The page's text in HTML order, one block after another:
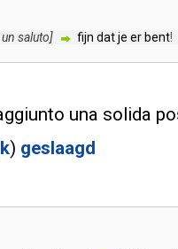
un saluto] fijn datje er bent!
una solida
) geslaagd